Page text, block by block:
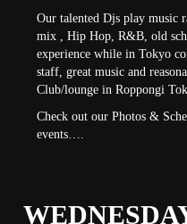
Our talented Djs play music
mix , Hip Hop, R&B, old
experience while in Tokyo
staff, great music and
Club/lounge in Roppongi
Check out our Photos &
events….